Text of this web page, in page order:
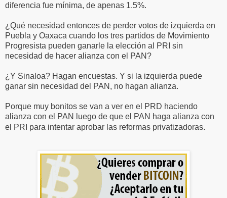
diferencia fue mínima, de apenas 1.5%.
¿Qué necesidad entonces de perder votos de izquierda en
Puebla y Oaxaca cuando los tres partidos de Movimiento
Progresista pueden ganarle la elección al PRI sin
necesidad de hacer alianza con el PAN?
¿Y Sinaloa? Hagan encuestas. Y si la izquierda puede
ganar sin necesidad del PAN, no hagan alianza.
Porque muy bonitos se van a ver en el PRD haciendo
alianza con el PAN luego de que el PAN haga alianza con
el PRI para intentar aprobar las reformas privatizadoras.